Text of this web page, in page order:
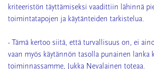
kriteeristön täyttämiseksi vaadittiin lähinnä
toimintatapojen ja käytänteiden tarkistelua.
- Tämä kertoo siitä, että turvallisuus on, ei
vaan myös käytännön tasolla punainen lanka
toiminnassamme, Jukka Nevalainen toteaa.